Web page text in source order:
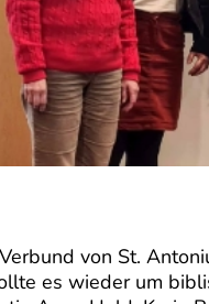
von St.
es wieder um